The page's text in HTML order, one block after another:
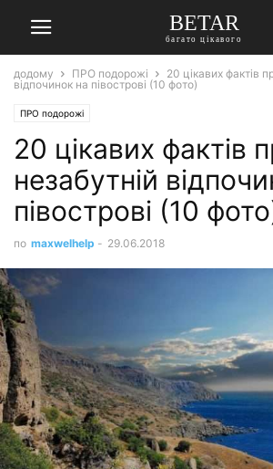
BETAR
багато цікавого
додому ПРО подорожі
20 цікавих фактів
відпочинок на півострові (10 фото)
ПРО подорожі
20 цікавих фактів
незабутній
півострові (10
по maxwelhelp - 29.06.2018